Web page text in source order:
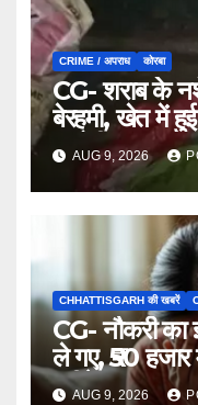
CRIME / अपराध कोरबा
CG- शराब के
बेरहमी, खेत में हुई
आरोपी फरार…
AUG 9, 2026
CHHATTISGARH की खबरें
CG- नौकरी का
ले गए, ₹50
महीने बाद खुला
AUG 9, 2026